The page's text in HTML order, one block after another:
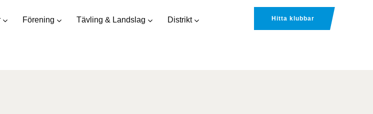
Förening Tävling & Landslag Distrikt Hitta klubbar